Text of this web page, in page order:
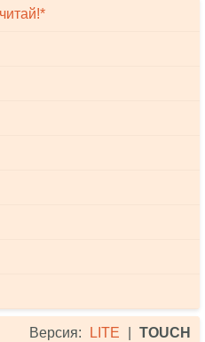
Версия: LITE TOUCH